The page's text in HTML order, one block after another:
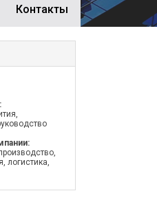
Контакты
логистика,